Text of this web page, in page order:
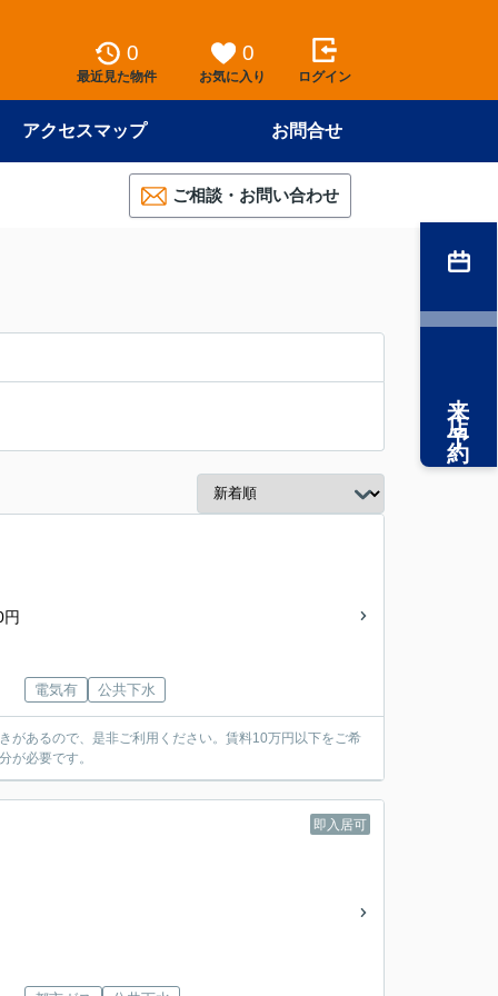
0
最近見た物件
0
お気に入り ログイン
アクセスマップ お問合せ
ご相談・お問い合わせ
電気有 公共下水
があるので、是非ご利用ください。賃料10万円以下をご希
が必要です。
即入居可
来店予約